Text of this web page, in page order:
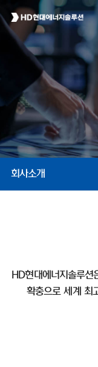
회사소개
HD현대에너지솔루
확충으로 세계 최